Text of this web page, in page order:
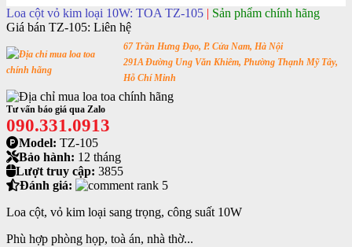
Loa cột vỏ kim loại 10W: TOA TZ-105 | Sản phẩm chính hãng
Giá bán TZ-105: Liên hệ
67 Trần Hưng Đạo, P. Cửa Nam, Hà Nội
291A Đường Ung Văn Khiêm, Phường Thạnh Mỹ Tây,
Hỗ Chí Minh
Tư vấn báo giá qua Zalo
090.331.0913
Model: TZ-105
Bảo hành: 12 tháng
Lượt truy cập: 3855
Đánh giá:
Loa cột, vỏ kim loại sang trọng, công suất 10W
Phù hợp phòng họp, toà án, nhà thờ...